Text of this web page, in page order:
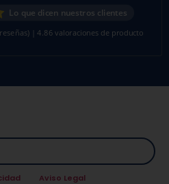
Lo que dicen nuestros clientes
|4.86 valoraciones de producto
Aviso Legal